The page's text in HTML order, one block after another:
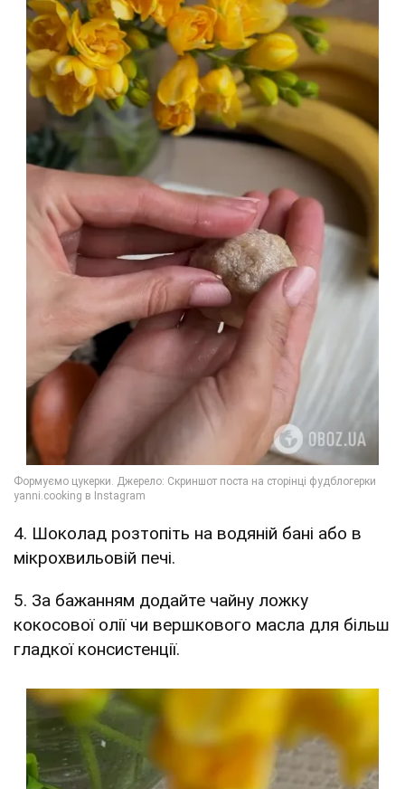
4. Шоколад розтопіть на водяній бані або в
мікрохвильовій печі.
5. За бажанням додайте чайну ложку
кокосової олії чи вершкового масла для більш
гладкої консистенції.